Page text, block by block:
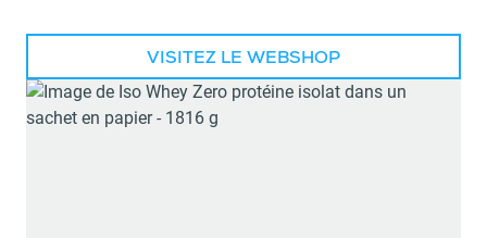
VISITEZ LE WEBSHOP